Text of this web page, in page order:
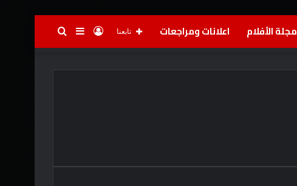
مجلة الأفلام اعلانات ومراجعات بحثإضافةتسجيل تابعنا